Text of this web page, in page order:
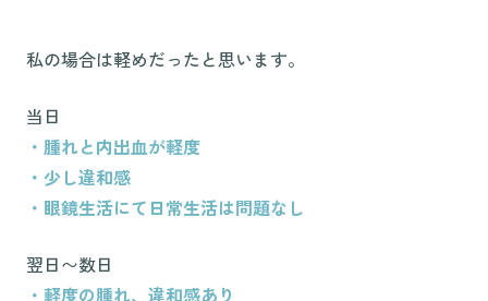
私の場合は軽めだったと思います。
当日
・腫れと内出血が軽度
・少し違和感
・眼鏡生活にて日常生活は問題なし
翌日〜数日
・軽度の腫れ、違和感あり